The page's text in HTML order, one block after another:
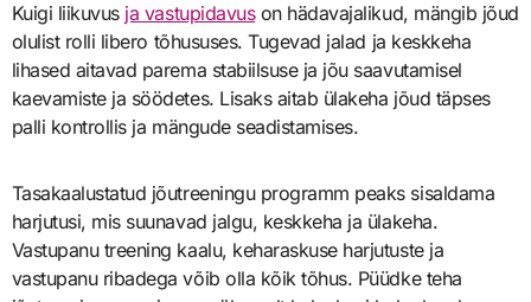
Kuigi liikuvus ja vastupidavuson hädavajalikud, mängib jõud
olulist rolli libero tõhususes. Tugevad jalad ja keskkeha
lihased aitavad parema stabiilsuse ja jõu saavutamisel
kaevamiste ja söödetes. Lisaks aitab ülakeha jõud täpses
palli kontrollis ja mängude seadistamises.
Tasakaalustatud jõutreeningu programm peaks sisaldama
harjutusi, mis suunavad jalgu, keskkeha ja ülakeha.
Vastupanu treening kaalu, keharaskuse harjutuste ja
vastupanu ribadega võib olla kõik tõhus. Püüdke teha